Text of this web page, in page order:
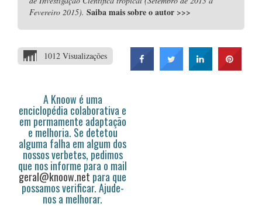
Fevereiro 2015). Saiba mais sobre o autor >>>
1012 Visualizações
A Knoow é uma
enciclopédia colaborativa e
em permamente adaptação
e melhoria. Se detetou
alguma falha em algum dos
nossos verbetes, pedimos
que nos informe para o mail
geral@knoow.net para que
possamos verificar. Ajude-
nos a melhorar.